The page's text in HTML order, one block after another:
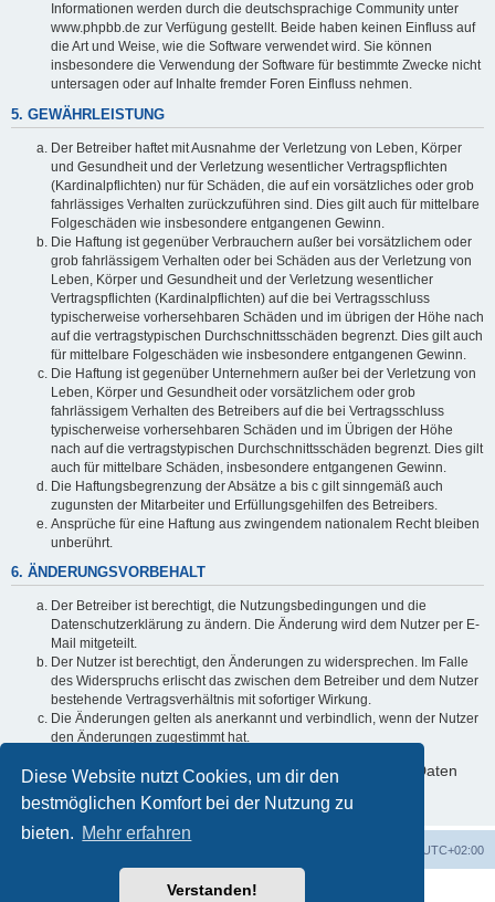
Diese Website nutzt Cookies, um dir den
bestmöglichen Komfort bei der Nutzung zu
bieten. Mehr erfahren
Verstanden!
Informationen werden durch die deutschsprachige Community unter
www.phpbb.de zur Verfügung gestellt. Beide haben keinen Einfluss auf
die Art und Weise, wie die Software verwendet wird. Sie können
insbesondere die Verwendung der Software für bestimmte Zwecke nicht
untersagen oder auf Inhalte fremder Foren Einfluss nehmen.
5. GEWÄHRLEISTUNG
Der Betreiber haftet mit Ausnahme der Verletzung von Leben, Körper
und Gesundheit und der Verletzung wesentlicher Vertragspflichten
(Kardinalpflichten) nur für Schäden, die auf ein vorsätzliches oder grob
fahrlässiges Verhalten zurückzuführen sind. Dies gilt auch für mittelbare
Folgeschäden wie insbesondere entgangenen Gewinn.
Die Haftung ist gegenüber Verbrauchern außer bei vorsätzlichem oder
grob fahrlässigem Verhalten oder bei Schäden aus der Verletzung von
Leben, Körper und Gesundheit und der Verletzung wesentlicher
Vertragspflichten (Kardinalpflichten) auf die bei Vertragsschluss
typischerweise vorhersehbaren Schäden und im übrigen der Höhe nach
auf die vertragstypischen Durchschnittsschäden begrenzt. Dies gilt auch
für mittelbare Folgeschäden wie insbesondere entgangenen Gewinn.
Die Haftung ist gegenüber Unternehmern außer bei der Verletzung von
Leben, Körper und Gesundheit oder vorsätzlichem oder grob
fahrlässigem Verhalten des Betreibers auf die bei Vertragsschluss
typischerweise vorhersehbaren Schäden und im Übrigen der Höhe
nach auf die vertragstypischen Durchschnittsschäden begrenzt. Dies gilt
auch für mittelbare Schäden, insbesondere entgangenen Gewinn.
Die Haftungsbegrenzung der Absätze a bis c gilt sinngemäß auch
zugunsten der Mitarbeiter und Erfüllungsgehilfen des Betreibers.
Ansprüche für eine Haftung aus zwingendem nationalem Recht bleiben
unberührt.
6. ÄNDERUNGSVORBEHALT
Der Betreiber ist berechtigt, die Nutzungsbedingungen und die
Datenschutzerklärung zu ändern. Die Änderung wird dem Nutzer per E-
Mail mitgeteilt.
Der Nutzer ist berechtigt, den Änderungen zu widersprechen. Im Falle
des Widerspruchs erlischt das zwischen dem Betreiber und dem Nutzer
bestehende Vertragsverhältnis mit sofortiger Wirkung.
Die Änderungen gelten als anerkannt und verbindlich, wenn der Nutzer
den Änderungen zugestimmt hat.
Informationen über den Umgang mit deinen persönlichen Daten
sind in der Datenschutzerklärung enthalten.
UTC+02:00
Powered byphpBB® Forum Software © phpBB Limited